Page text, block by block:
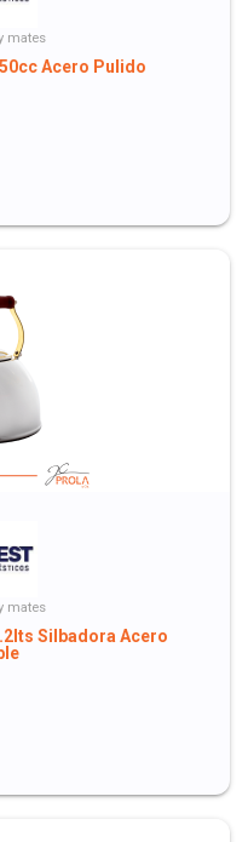
mates
Acero Pulido
mates
Silbadora Acero